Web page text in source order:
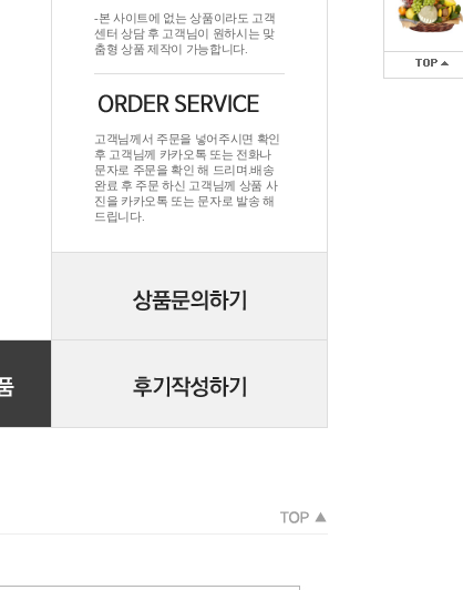
-본 사이트에 없는 상품이라도 고객
센터 상담 후 고객님이 원하시는 맞
춤형 상품 제작이 가능합니다.
고객님께서 주문을 넣어주시면 확인
후 고객님께 카카오톡 또는 전화나
문자로 주문을 확인 해 드리며.배송
완료 후 주문 하신 고객님께 상품 사
진을 카카오톡 또는 문자로 발송 해
드립니다.